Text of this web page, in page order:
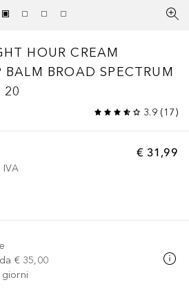
HOUR CREAM
BROAD SPECTRUM
20
3.9(17)
€ 31,99
IVA
€ 35,00
giorni